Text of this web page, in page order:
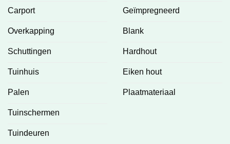
Carport
Overkapping
Schuttingen
Tuinhuis
Palen
Tuinschermen
Tuindeuren
Geïmpregneerd
Blank
Hardhout
Eiken hout
Plaatmateriaal